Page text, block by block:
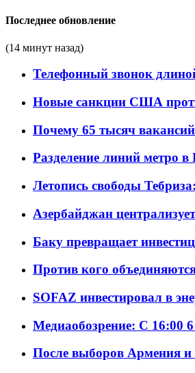
Последнее обновление
(14 минут назад)
Телефонный звонок
Новые санкции США
Почему 65 тысяч
Разделение линий метро
Летопись свободы
Азербайджан
Баку превращает
Против кого
SOFAZ инвестировал в
Медиаобозрение: С 16:00 6
После выборов Армения и